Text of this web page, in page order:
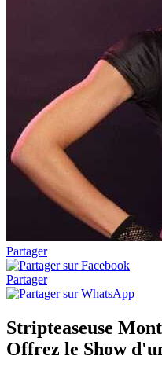
Partager
Partager
Stripteaseuse
Offrez le Show